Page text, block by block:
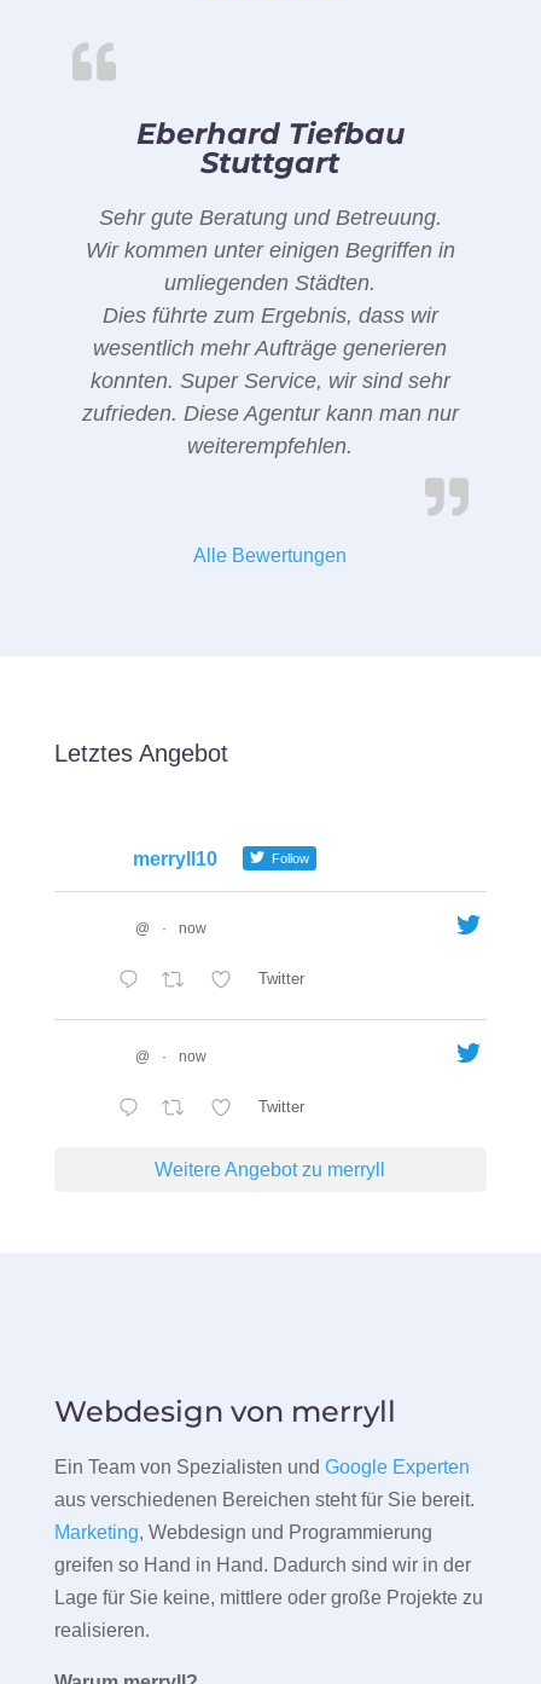
Eberhard Tiefbau
Stuttgart
Sehr gute Beratung und Betreuung.
Wir kommen unter einigen Begriffen in
umliegenden Städten.
Dies führte zum Ergebnis, dass wir
wesentlich mehr Aufträge generieren
konnten. Super Service, wir sind sehr
zufrieden. Diese Agentur kann man nur
weiterempfehlen.
Alle Bewertungen
Letztes Angebot
merryll10 Follow
@ · now
Twitter
@ · now
Twitter
Weitere Angebot zu merryll
Webdesign von merryll
Ein Team von Spezialisten und Google Experten
aus verschiedenen Bereichen steht für Sie bereit.
Marketing, Webdesign und Programmierung
greifen so Hand in Hand. Dadurch sind wir in der
Lage für Sie keine, mittlere oder große Projekte zu
realisieren.